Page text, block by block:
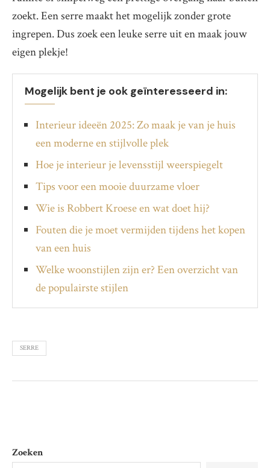
zoekt. Een serre maakt het mogelijk zonder grote
ingrepen. Dus zoek een leuke serre uit en maak jouw
eigen plekje!
Mogelijk bent je ook geïnteresseerd in:
Interieur ideeën 2025: Zo maak je van je huis
een moderne en stijlvolle plek
Hoe je interieur je levensstijl weerspiegelt
Tips voor een mooie duurzame vloer
Wie is Robbert Kroese en wat doet hij?
Fouten die je moet vermijden tijdens het kopen
van een huis
Welke woonstijlen zijn er? Een overzicht van
de populairste stijlen
SERRE
Zoeken